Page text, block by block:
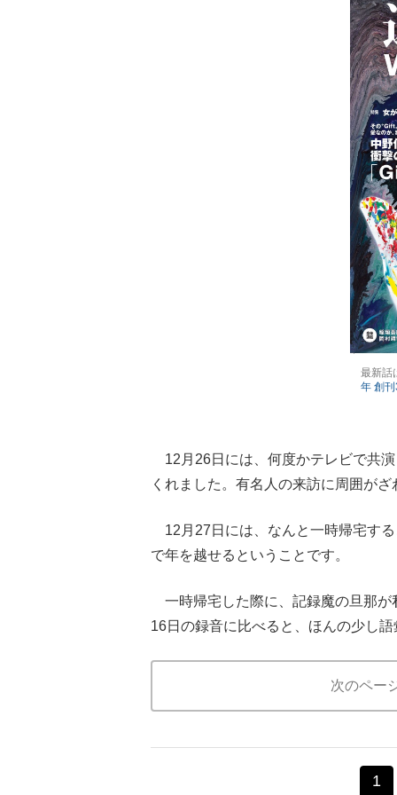
最新話
年 創
12月26日には、何度かテレビで共
くれました。有名人の来訪に周囲がざ
12月27日には、なんと一時帰宅す
で年を越せるということです。
一時帰宅した際に、記録魔の旦那が
16日の録音に比べると、ほんの少し
次のペー
1